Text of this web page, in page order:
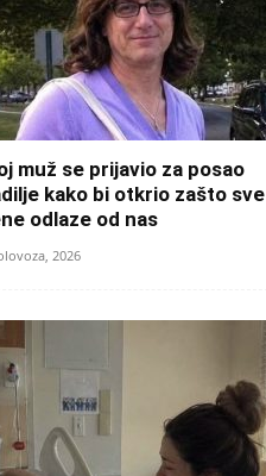
muž se prijavio za posao
kako bi otkrio zašto sve
odlaze od nas
2026